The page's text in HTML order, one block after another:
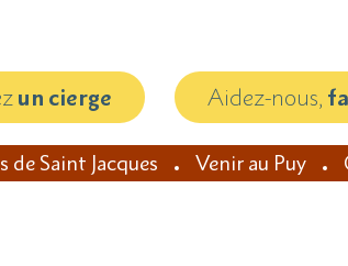
un cierge Aidez-nous,
de Saint Jacques Venir au Puy